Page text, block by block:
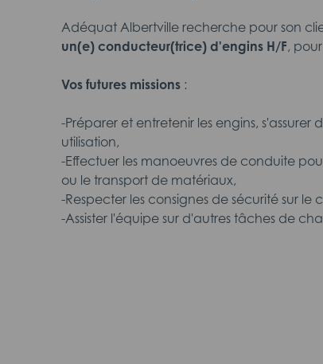
Adéquat Albertville recherche pour son
un(e) conducteur(trice) d'engins H/F,
Vos futures missions :
-Préparer et entretenir les engins,
utilisation,
-Effectuer les manoeuvres de conduite
ou le transport de matériaux,
-Respecter les consignes de sécurité sur le
-Assister l'équipe sur d'autres tâches de